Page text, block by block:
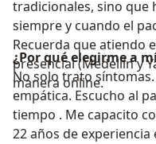
tradicionales, sino que
siempre y cuando el
Recuerda que atiendo en 2
presencial (Medellín y
manera online.
¿Por qué elegirme a
No solo trato síntomas. Me baso en una atención
empática. Escucho al paciente. No coloco límite en el
tiempo . Me capacito continuamente y ya son mas de
22 años de experiencia